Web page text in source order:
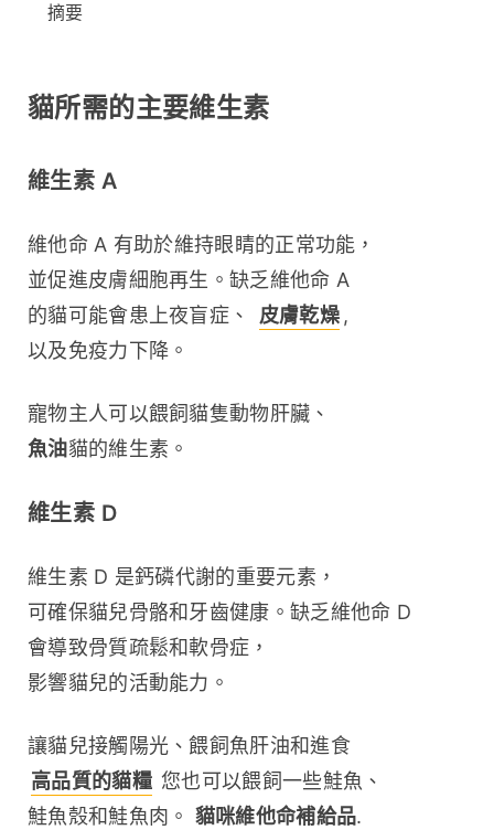
摘要
貓所需的主要維生素
維生素 A
維他命 A 有助於維持眼睛的正常功能，
並促進皮膚細胞再生。缺乏維他命 A
的貓可能會患上夜盲症、
皮膚乾燥 ,
以及免疫力下降。
魚油貓的維生素。
維生素 D
維生素 D 是鈣磷代謝的重要元素，
可確保貓兒骨骼和牙齒健康。缺乏維他命 D
會導致骨質疏鬆和軟骨症，
影響貓兒的活動能力。
讓貓兒接觸陽光、餵飼魚肝油和進食
高品質的貓糧 您也可以餵飼一些鮭魚、
鮭魚殼和鮭魚肉。 貓咪維他命補給品.